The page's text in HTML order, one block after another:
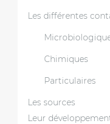
Les différentes
Chimiques
Particulaires
Les sources
Leur